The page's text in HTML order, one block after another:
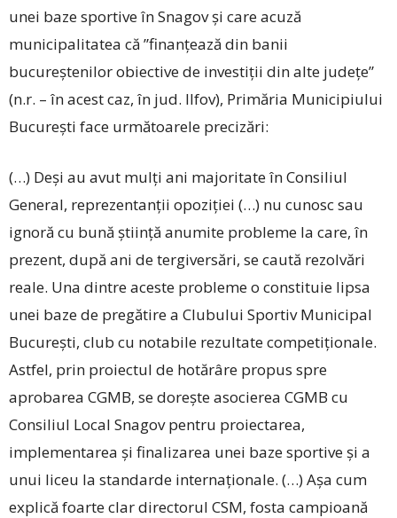
unei baze sportive în Snagov și care acuză
municipalitatea că ”finanțează din banii
bucureştenilor obiective de investiții din alte județe”
(n.r. – în acest caz, în jud. Ilfov), Primăria Municipiului
București face următoarele precizări:
(…) Deși au avut mulți ani majoritate în Consiliul
General, reprezentanții opoziției (…) nu cunosc sau
ignoră cu bună știință anumite probleme la care, în
prezent, după ani de tergiversări, se caută rezolvări
reale. Una dintre aceste probleme o constituie lipsa
unei baze de pregătire a Clubului Sportiv Municipal
București, club cu notabile rezultate competiționale.
Astfel, prin proiectul de hotărâre propus spre
aprobarea CGMB, se dorește asocierea CGMB cu
Consiliul Local Snagov pentru proiectarea,
implementarea și finalizarea unei baze sportive și a
unui liceu la standarde in­ternaționale. (…) Așa cum
explică foarte clar directorul CSM, fosta campioană